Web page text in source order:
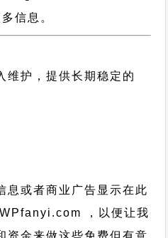
信息。
维护，提供长期稳定的
息或者商业广告显示在此
，以便让我
资金来做这些免费但有意